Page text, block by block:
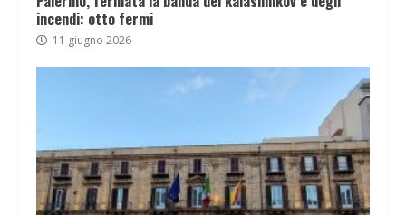
incendi: otto fermi
11 giugno 2026